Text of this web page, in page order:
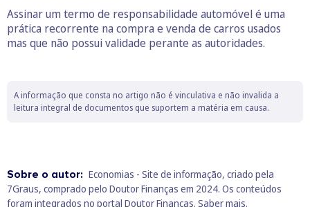
Assinar um termo de responsabilidade automóvel é uma
prática recorrente na compra e venda de carros usados
mas que não possui validade perante as autoridades.
A informação que consta no artigo não é vinculativa e não invalida a
leitura integral de documentos que suportem a matéria em causa.
Sobre o autor: Economias - Site de informação, criado pela
7Graus, comprado pelo Doutor Finanças em 2024. Os conteúdos
foram integrados no portal Doutor Finanças. Saber mais.